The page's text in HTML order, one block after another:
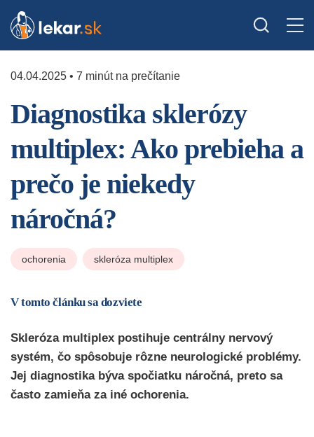
04.04.2025 • 7 minút na prečítanie
Diagnostika sklerózy
multiplex: Ako prebieha a
prečo je niekedy
náročná?
ochorenia skleróza multiplex
V tomto článku sa dozviete
Skleróza multiplex postihuje centrálny nervový
systém, čo spôsobuje rôzne neurologické problémy.
Jej diagnostika býva spočiatku náročná, preto sa
často zamieňa za iné ochorenia.